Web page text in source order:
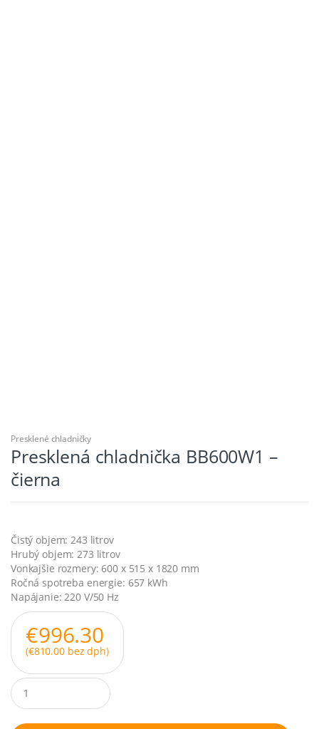
Presklené chladničky
Presklená chladnička BB600W1 –
čierna
Čistý objem: 243 litrov
Hrubý objem: 273 litrov
Vonkajšie rozmery: 600 x 515 x 1820 mm
Ročná spotreba energie: 657 kWh
Napájanie: 220 V/50 Hz
€996.30
(€810.00bez dph)
Q
u
a